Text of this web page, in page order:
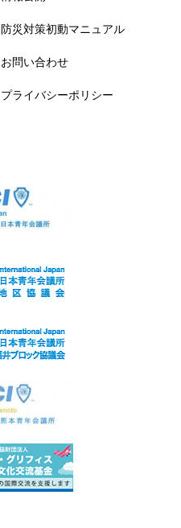
防災対策初動マニュアル
お問い合わせ
プライバシーポリシー